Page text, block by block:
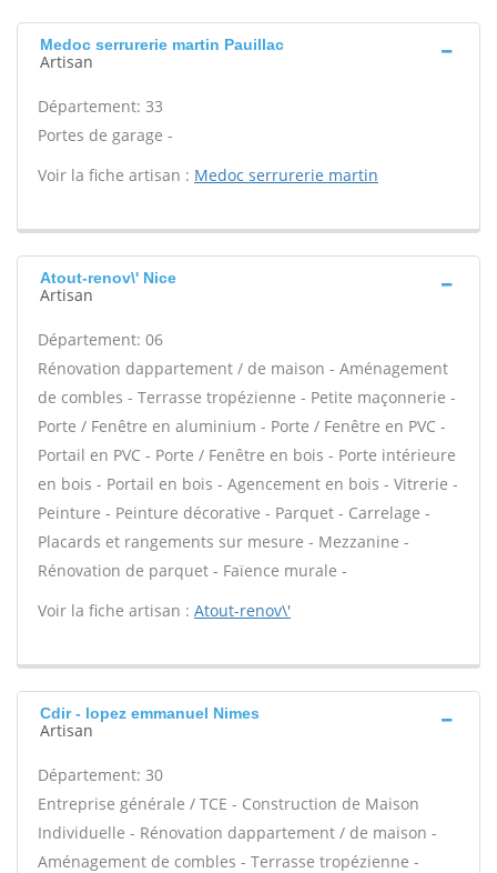
Medoc serrurerie martin Pauillac
Artisan
Département: 33
Portes de garage -
Voir la fiche artisan : Medoc serrurerie martin
Atout-renov\' Nice
Artisan
Département: 06
Rénovation dappartement / de maison - Aménagement
de combles - Terrasse tropézienne - Petite maçonnerie -
Porte / Fenêtre en aluminium - Porte / Fenêtre en PVC -
Portail en PVC - Porte / Fenêtre en bois - Porte intérieure
en bois - Portail en bois - Agencement en bois - Vitrerie -
Peinture - Peinture décorative - Parquet - Carrelage -
Placards et rangements sur mesure - Mezzanine -
Rénovation de parquet - Faïence murale -
Voir la fiche artisan : Atout-renov\'
Cdir - lopez emmanuel Nimes
Artisan
Département: 30
Entreprise générale / TCE - Construction de Maison
Individuelle - Rénovation dappartement / de maison -
Aménagement de combles - Terrasse tropézienne -